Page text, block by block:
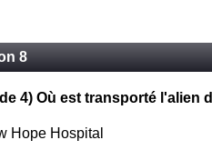
8
4) Où est transporté l'alien
Hope Hospital